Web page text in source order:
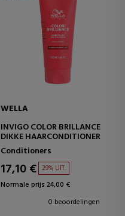
WELLA
INVIGO COLOR BRILLANCE
DIKKE HAARCONDITIONER
Conditioners
17,10 € 29% UIT.
Normale prijs 24,00 €
0 beoordelingen